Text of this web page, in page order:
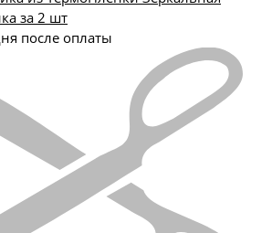
за 2 шт
после оплаты